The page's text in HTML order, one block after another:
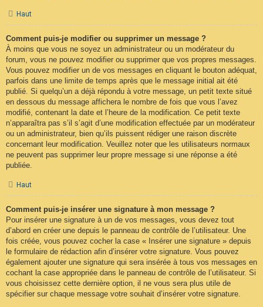
Haut
Comment puis-je modifier ou supprimer un message ?
À moins que vous ne soyez un administrateur ou un modérateur du
forum, vous ne pouvez modifier ou supprimer que vos propres messages.
Vous pouvez modifier un de vos messages en cliquant le bouton adéquat,
parfois dans une limite de temps après que le message initial ait été
publié. Si quelqu’un a déjà répondu à votre message, un petit texte situé
en dessous du message affichera le nombre de fois que vous l’avez
modifié, contenant la date et l’heure de la modification. Ce petit texte
n’apparaîtra pas s’il s’agit d’une modification effectuée par un modérateur
ou un administrateur, bien qu’ils puissent rédiger une raison discrète
concernant leur modification. Veuillez noter que les utilisateurs normaux
ne peuvent pas supprimer leur propre message si une réponse a été
publiée.
Haut
Comment puis-je insérer une signature à mon message ?
Pour insérer une signature à un de vos messages, vous devez tout
d’abord en créer une depuis le panneau de contrôle de l’utilisateur. Une
fois créée, vous pouvez cocher la case « Insérer une signature » depuis
le formulaire de rédaction afin d’insérer votre signature. Vous pouvez
également ajouter une signature qui sera insérée à tous vos messages en
cochant la case appropriée dans le panneau de contrôle de l’utilisateur. Si
vous choisissez cette dernière option, il ne vous sera plus utile de
spécifier sur chaque message votre souhait d’insérer votre signature.